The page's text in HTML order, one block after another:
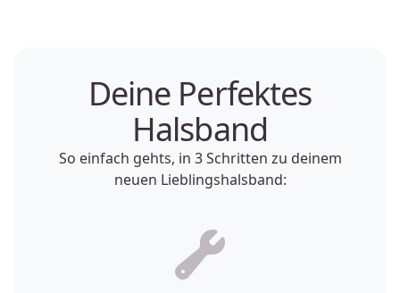
Deine Perfektes
Halsband
So einfach gehts, in 3 Schritten zu deinem
neuen Lieblingshalsband: